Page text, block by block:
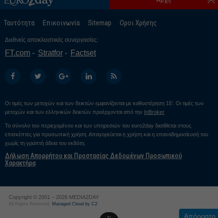
Ταυτότητα Επικοινωνία Sitemap Οροι Χρήσης
Διεθνείς αποκλειστικές συνεργασίες:
FT.com Stratfor Factset
Οι τιμές των μετοχών και των δεικτών εμφανίζονται με καθυστέρηση 15’. Οι τιμές των
μετοχών και των ελληνικών δεικτών προέρχονται από την InBroker
Το σύνολο του περιεχομένου και των υπηρεσιών του euro2day διατίθεται στους
επισκέπτες για προσωπική χρήση. Απαγορεύεται η χρήση και η επαναδημοσίευσή του
χωρίς τη γραπτή άδεια του εκδότη.
Δήλωση Απορρήτου και Προστασίας Δεδομένων Προσωπικού
Χαρακτήρα
Copyright © 2001 – 2026 MEDIA2DAY
All Rights Reserved. Managed Cloud by C2
Απόρρητο